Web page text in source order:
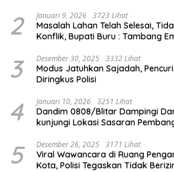
2 Januari 9, 2026 3723 Lihat
Masalah Lahan Telah Selesai,
Konflik, Bupati Buru : Tambang
3 Desember 30, 2025 3332 Lihat
Modus Jatuhkan Sajadah,
Diringkus Polisi
4 Januari 10, 2026 3251 Lihat
Dandim 0808/Blitar Dampingi
kunjungi Lokasi Sasaran
5 Desember 26, 2025 3171 Lihat
Viral Wawancara di Ruang
Kota, Polisi Tegaskan Tidak